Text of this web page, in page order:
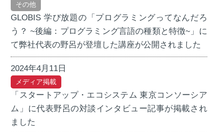
その他
GLOBIS 学び放題の「プログラミングってなんだろ
う？ ~後編：プログラミング言語の種類と特徴~」に
て弊社代表の野呂が登壇した講座が公開されました
2024年4月11日
メディア掲載
「スタートアップ・エコシステム 東京コンソーシア
ム」に代表野呂の対談インタビュー記事が掲載され
ました